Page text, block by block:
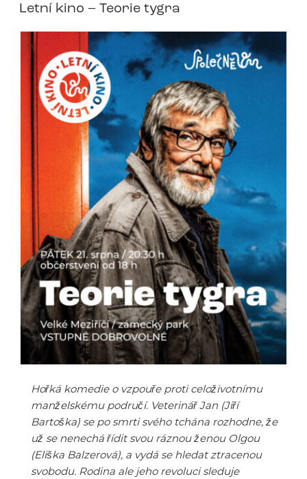
Letní kino – Teorie tygra
Hořká komedie o vzpouře proti celoživotnímu
manželskému područí. Veterinář Jan (Jiří
Bartoška) se po smrti svého tchána rozhodne, že
už se nenechá řídit svou ráznou ženou Olgou
(Eliška Balzerová), a vydá se hledat ztracenou
svobodu. Rodina ale jeho revoluci sleduje